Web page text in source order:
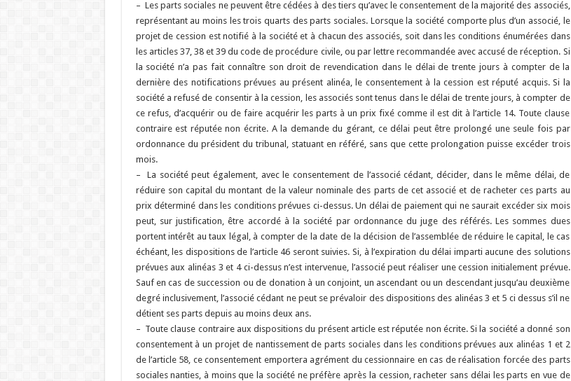
– Les parts sociales ne peuvent être cédées à des tiers qu’avec le consentement de la majorité des associés,
représentant au moins les trois quarts des parts sociales. Lorsque la société comporte plus d’un associé, le
projet de cession est notifié à la société et à chacun des associés, soit dans les conditions énumérées dans
les articles 37, 38 et 39 du code de procédure civile, ou par lettre recommandée avec accusé de réception. Si
la société n’a pas fait connaître son droit de revendication dans le délai de trente jours à compter de la
dernière des notifications prévues au présent alinéa, le consentement à la cession est réputé acquis. Si la
société a refusé de consentir à la cession, les associés sont tenus dans le délai de trente jours, à compter de
ce refus, d’acquérir ou de faire acquérir les parts à un prix fixé comme il est dit à l’article 14. Toute clause
contraire est réputée non écrite. A la demande du gérant, ce délai peut être prolongé une seule fois par
ordonnance du président du tribunal, statuant en référé, sans que cette prolongation puisse excéder trois
mois.
– La société peut également, avec le consentement de l’associé cédant, décider, dans le même délai, de
réduire son capital du montant de la valeur nominale des parts de cet associé et de racheter ces parts au
prix déterminé dans les conditions prévues ci-dessus. Un délai de paiement qui ne saurait excéder six mois
peut, sur justification, être accordé à la société par ordonnance du juge des référés. Les sommes dues
portent intérêt au taux légal, à compter de la date de la décision de l’assemblée de réduire le capital, le cas
échéant, les dispositions de l’article 46 seront suivies. Si, à l’expiration du délai imparti aucune des solutions
prévues aux alinéas 3 et 4 ci-dessus n’est intervenue, l’associé peut réaliser une cession initialement prévue.
Sauf en cas de succession ou de donation à un conjoint, un ascendant ou un descendant jusqu’au deuxième
degré inclusivement, l’associé cédant ne peut se prévaloir des dispositions des alinéas 3 et 5 ci dessus s’il ne
détient ses parts depuis au moins deux ans.
– Toute clause contraire aux dispositions du présent article est réputée non écrite. Si la société a donné son
consentement à un projet de nantissement de parts sociales dans les conditions prévues aux alinéas 1 et 2
de l’article 58, ce consentement emportera agrément du cessionnaire en cas de réalisation forcée des parts
sociales nanties, à moins que la société ne préfère après la cession, racheter sans délai les parts en vue de